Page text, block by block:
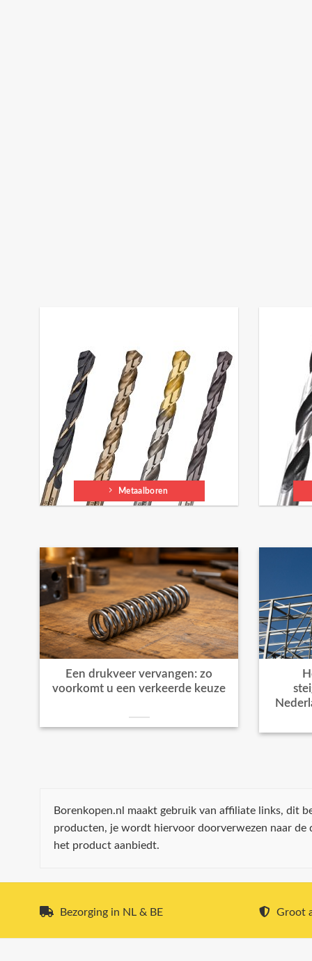
Metaalboren
Een drukveer vervangen: zo
voorkomt u een verkeerde keuze
Borenkopen.nl maakt gebruik van affiliate links, dit
producten, je wordt hiervoor doorverwezen naar de
het product aanbiedt.
Bezorging in NL & BE Groot